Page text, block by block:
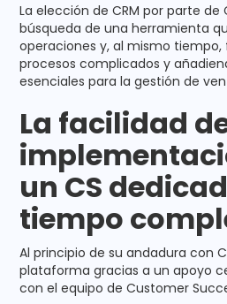
La elección de CRM por parte de
búsqueda de una herramienta
operaciones y, al mismo
procesos complicados y
esenciales para la gestión de
La facilidad
un CS
tiempo
Al principio de su andadura con
plataforma gracias a un apoyo
con el equipo de Customer